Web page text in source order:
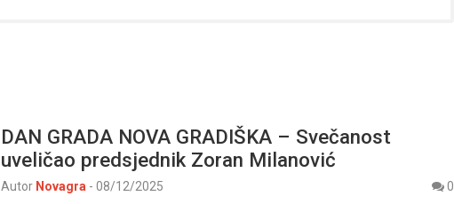
DAN GRADA NOVA GRADIŠKA – Svečanost
uveličao predsjednik Zoran Milanović
Autor Novagra - 08/12/2025
0